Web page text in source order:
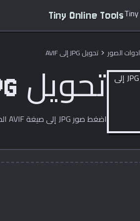
Tiny Online Tools
ادوات الصور chevron_right تحويل JPG إلى AVIF
تحويل JPG إلى AVIF
اضغط صور JPG إلى صيغة AVIF الحديثة للحصول على أحجام أصغر بكثير.